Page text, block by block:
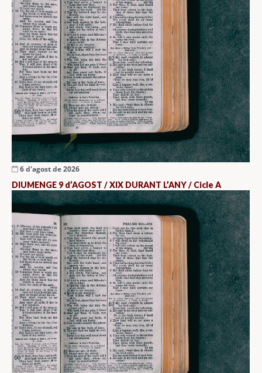
6 d'agost de 2026
DIUMENGE 9 d’AGOST / XIX DURANT L’ANY / Cicle A